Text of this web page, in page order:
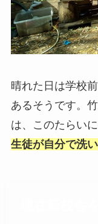
晴れた日は学校
あるそうです。
は、このたらいに
生徒が自分で洗